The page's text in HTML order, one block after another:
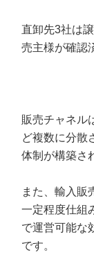
直卸先3社は
売主様が確認
販売チャネル
ど複数に分散
体制が構築さ
また、輸入販
一定程度仕組
で運営可能な
です。